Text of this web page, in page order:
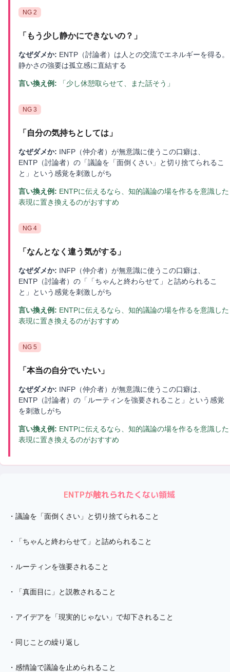
NG 2
「 もう少し静かにできないの？ 」
なぜダメか: ENTP（討論者）は人との交流でエネルギーを得る。
静かさの強要は孤立感に直結する
言い換え例: 「少し休憩取らせて、また話そう」
NG 3
「 自分の気持ちとしては 」
なぜダメか: INFP（仲介者）が無意識に使うこの口癖は、
ENTP（討論者）の「議論を「面倒くさい」と切り捨てられるこ
と」という感覚を刺激しがち
言い換え例: ENTPに伝えるなら、知的議論の場を作るを意識した
表現に置き換えるのがおすすめ
NG 4
「 なんとなく違う気がする 」
なぜダメか: INFP（仲介者）が無意識に使うこの口癖は、
ENTP（討論者）の「「ちゃんと終わらせて」と詰められるこ
と」という感覚を刺激しがち
言い換え例: ENTPに伝えるなら、知的議論の場を作るを意識した
表現に置き換えるのがおすすめ
NG 5
「 本当の自分でいたい 」
なぜダメか: INFP（仲介者）が無意識に使うこの口癖は、
ENTP（討論者）の「ルーティンを強要されること」という感覚
を刺激しがち
言い換え例: ENTPに伝えるなら、知的議論の場を作るを意識した
表現に置き換えるのがおすすめ
ENTPが触れられたくない領域
・ 議論を「面倒くさい」と切り捨てられること
・ 「ちゃんと終わらせて」と詰められること
・ ルーティンを強要されること
・ 「真面目に」と説教されること
・ アイデアを「現実的じゃない」で却下されること
・ 同じことの繰り返し
・ 感情論で議論を止められること